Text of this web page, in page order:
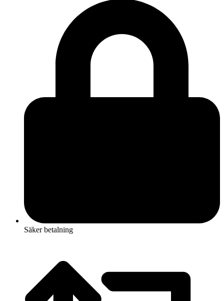
Säker betalning